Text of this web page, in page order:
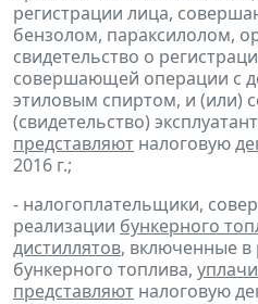
регистрации лица,
бензолом, параксилолом,
свидетельство о
совершающей операции с
этиловым спиртом, и (или)
(свидетельство)
представляют налоговую
2016 г.;
- налогоплательщики,
реализации бункерного
дистиллятов, включенные в
бункерного топлива,
представляют налоговую